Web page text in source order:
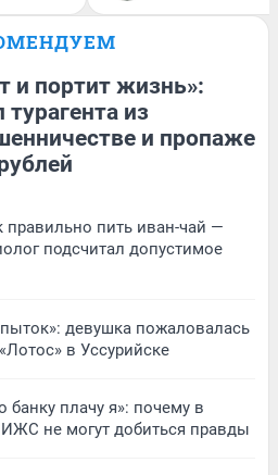
и портит жизнь»:
из
и пропаже
правильно пить иван-чай —
подсчитал допустимое
девушка пожаловалась
в Уссурийске
плачу я»: почему в
не могут добиться правды